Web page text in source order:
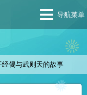
导航菜单
经偈与武则天的故事